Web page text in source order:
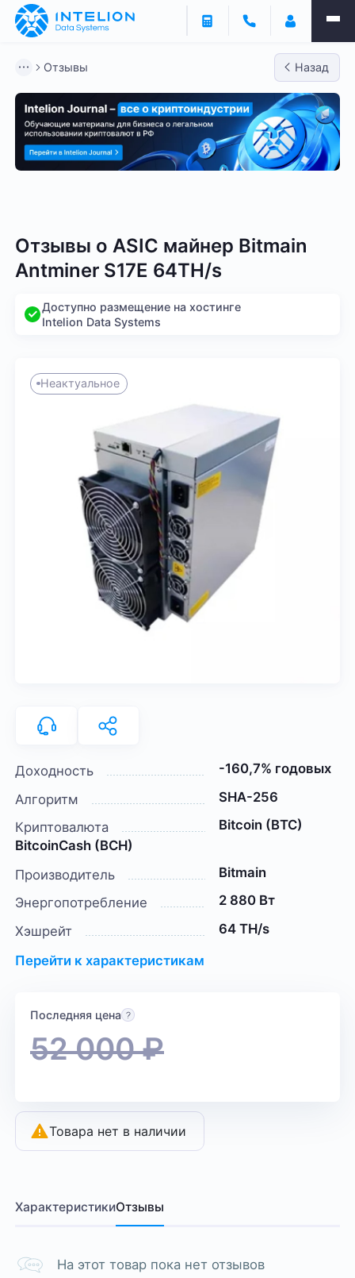
Отзывы Назад
Отзывы о ASIC майнер Bitmain
Antminer S17E 64TH/s
Доступно размещение на хостинге
Intelion Data Systems
Неактуальное
Доходность
-160,7% годовых
Алгоритм
SHA-256
Криптовалюта
Bitcoin (BTC)
BitcoinCash (BCH)
Производитель
Bitmain
Энергопотребление
2 880 Вт
Хэшрейт
64 TH/s
Перейти к характеристикам
Последняя цена
52 000₽
Товара нет в наличии
ХарактеристикиОтзывы
На этот товар пока нет отзывов